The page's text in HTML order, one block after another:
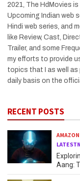
2021, The HdMovies
Upcoming Indian web
Hindi web series, and
like Review, Cast,
Trailer, and some
my efforts to provide
topics that I as well as
daily basis on the
RECENT POSTS
Aang: